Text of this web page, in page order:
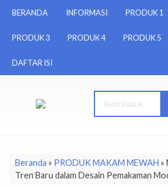
BERANDA INFORMASI PRODUK 1
PRODUK 3 PRODUK 4 PRODUK 5
DAFTAR ISI
Beranda » PRODUK MAKAM MEWAH »
Tren Baru dalam Desain Pemakaman